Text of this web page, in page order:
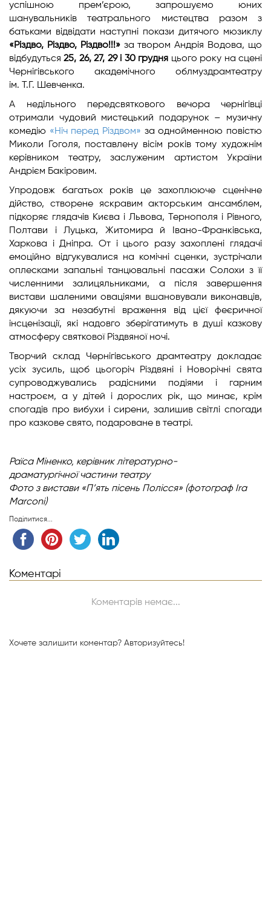
успішною прем’єрою, запрошуємо юних
шанувальників театрального мистецтва разом з
батьками відвідати наступні покази дитячого мюзиклу
«Різдво, Різдво, Різдво!!!»за твором Андрія Водова, що
відбудуться25, 26, 27, 29 і 30 грудня цього року на сцені
Чернігівського академічного облмуздрамтеатру
ім. Т.Г. Шевченка.
А недільного передсвяткового вечора чернігівці
отримали чудовий мистецький подарунок – музичну
комедію «Ніч перед Різдвом» за однойменною повістю
Миколи Гоголя, поставлену вісім років тому художнім
керівником театру, заслуженим артистом України
Андрієм Бакіровим.
Упродовж багатьох років це захоплююче сценічне
дійство, створене яскравим акторським ансамблем,
підкоряє глядачів Києва і Львова, Тернополя і Рівного,
Полтави і Луцька, Житомира й Івано-Франківська,
Харкова і Дніпра. От і цього разу захоплені глядачі
емоційно відгукувалися на комічні сценки, зустрічали
оплесками запальні танцювальні пасажи Солохи з її
численними залицяльниками, а після завершення
вистави шаленими оваціями вшановували виконавців,
дякуючи за незабутні враження від цієї феєричної
інсценізації, які надовго зберігатимуть в душі казкову
атмосферу святкової Різдвяної ночі.
Творчий склад Чернігівського драмтеатру докладає
усіх зусиль, щоб цьогоріч Різдвяні і Новорічні свята
супроводжувались радісними подіями і гарним
настроєм, а у дітей і дорослих рік, що минає, крім
спогадів про вибухи і сирени, залишив світлі спогади
про казкове свято, подароване в театрі.
Раїса Міненко, керівник літературно-
драматургічноїчастини театру
Фото з вистави «П’ять пісень Полісся» (фотограф Ira
Marconi)
Поділитися...
Коментарі
Коментарів немає...
Хочете залишити коментар? Авторизуйтесь!